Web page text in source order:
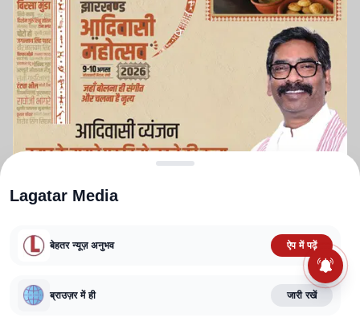
TERMS AND CONDITIONS
CORRECTIONS POLICY
FACT CHECKING POLICY
Lagatar Media
बेहतर न्यूज़ अनुभव ऐप में पढ़ें
ब्राउज़र में ही जारी रखें